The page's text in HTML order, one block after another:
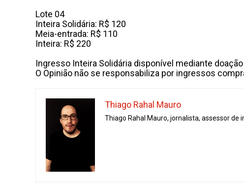
Lote 04
Inteira Solidária: R$ 120
Meia-entrada: R$ 110
Inteira: R$ 220
Ingresso Inteira Solidária disponível mediante
O Opinião não se responsabiliza por ingressos
Thiago Rahal Mauro
Thiago Rahal Mauro, jornalista, assessor de